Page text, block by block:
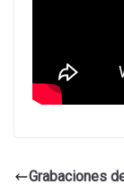
Grabaciones